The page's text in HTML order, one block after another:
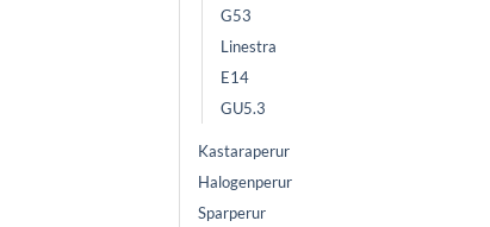
G53
Linestra
E14
GU5.3
Kastaraperur
Halogenperur
Sparperur